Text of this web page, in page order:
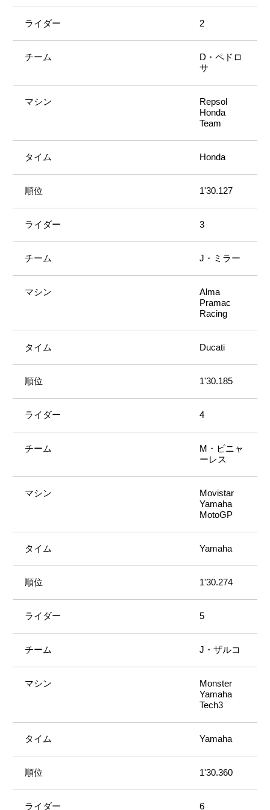
2
D・ペドロ
サ
Repsol
Honda
Team
Honda
1'30.127
3
J・ミラー
Alma
Pramac
Racing
Ducati
1'30.185
4
M・ビニャ
ーレス
Movistar
Yamaha
MotoGP
Yamaha
1'30.274
5
J・ザルコ
Monster
Yamaha
Tech3
Yamaha
1'30.360
6